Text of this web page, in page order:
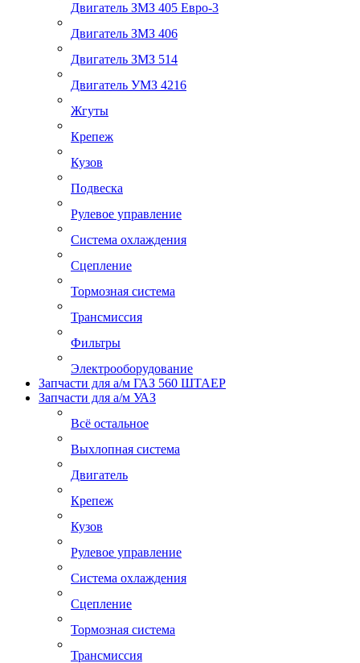
Двигатель ЗМЗ 405 Евро-3
Двигатель ЗМЗ 406
Двигатель ЗМЗ 514
Двигатель УМЗ 4216
Жгуты
Крепеж
Кузов
Подвеска
Рулевое управление
Система охлаждения
Сцепление
Тормозная система
Трансмиссия
Фильтры
Электрооборудование
Запчасти для а/м ГАЗ 560 ШТАЕР
Запчасти для а/м УАЗ
Всё остальное
Выхлопная система
Двигатель
Крепеж
Кузов
Рулевое управление
Система охлаждения
Сцепление
Тормозная система
Трансмиссия